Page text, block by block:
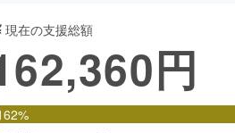
ンス
ファッション
現在の支援総額
円